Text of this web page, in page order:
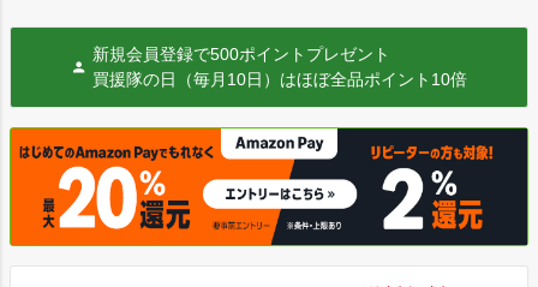
新規会員登録で500ポイントプレゼント
買援隊の日（毎月10日）はほぼ全品ポイント10倍